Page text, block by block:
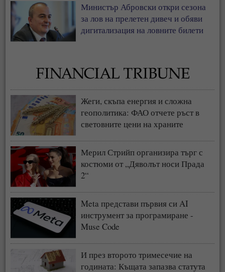
Министър Абровски откри сезона
за лов на прелетен дивеч и обяви
дигитализация на ловните билети
Жеги, скъпа енергия и сложна
геополитика: ФАО отчете ръст в
световните цени на храните
Мерил Стрийп организира търг с
костюми от „Дяволът носи Прада
2“
Meta представи първия си AI
инструмент за програмиране -
Muse Code
И през второто тримесечие на
годината: Къщата запазва статута